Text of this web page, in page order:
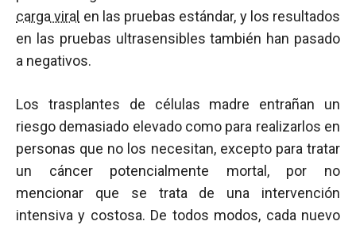
carga viral en las pruebas estándar, y los resultados
en las pruebas ultrasensibles también han pasado
a negativos.
Los trasplantes de células madre entrañan un
riesgo demasiado elevado como para realizarlos en
personas que no los necesitan, excepto para tratar
un cáncer potencialmente mortal, por no
mencionar que se trata de una intervención
intensiva y costosa. De todos modos, cada nuevo